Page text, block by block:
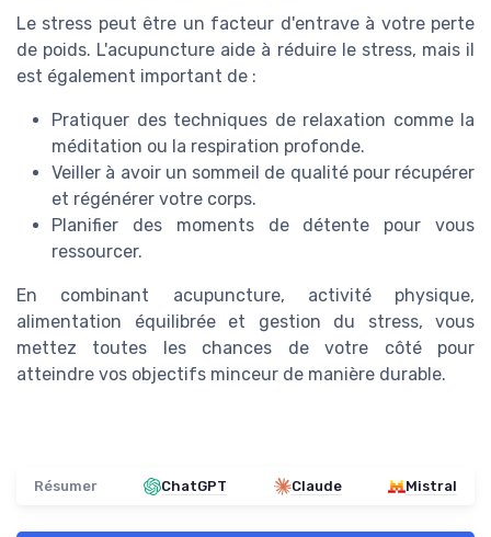
Le stress peut être un facteur d'entrave à votre perte
de poids. L'acupuncture aide à réduire le stress, mais il
est également important de :
Pratiquer des techniques de relaxation comme la
méditation ou la respiration profonde.
Veiller à avoir un sommeil de qualité pour récupérer
et régénérer votre corps.
Planifier des moments de détente pour vous
ressourcer.
En combinant acupuncture, activité physique,
alimentation équilibrée et gestion du stress, vous
mettez toutes les chances de votre côté pour
atteindre vos objectifs minceur de manière durable.
Résumer ChatGPT Claude Mistral